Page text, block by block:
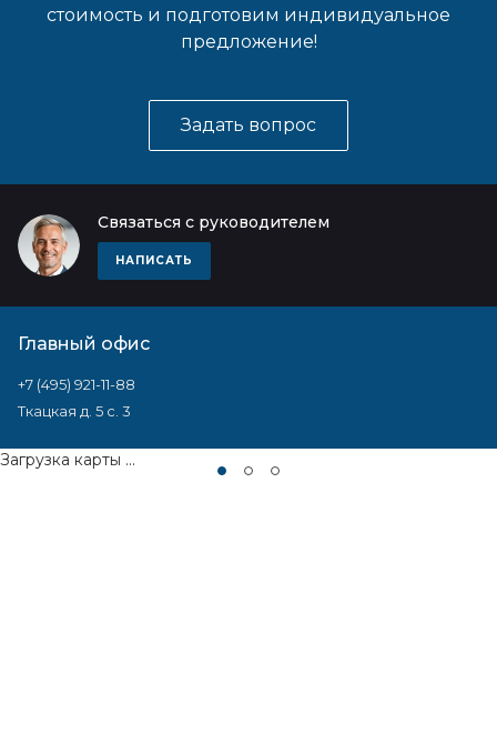
стоимость и подготовим индивидуальное
предложение!
Задать вопрос
Связаться с руководителем
НАПИСАТЬ
Главный офис
+7 (495) 921-11-88
Ткацкая д. 5 с. 3
Загрузка карты ...